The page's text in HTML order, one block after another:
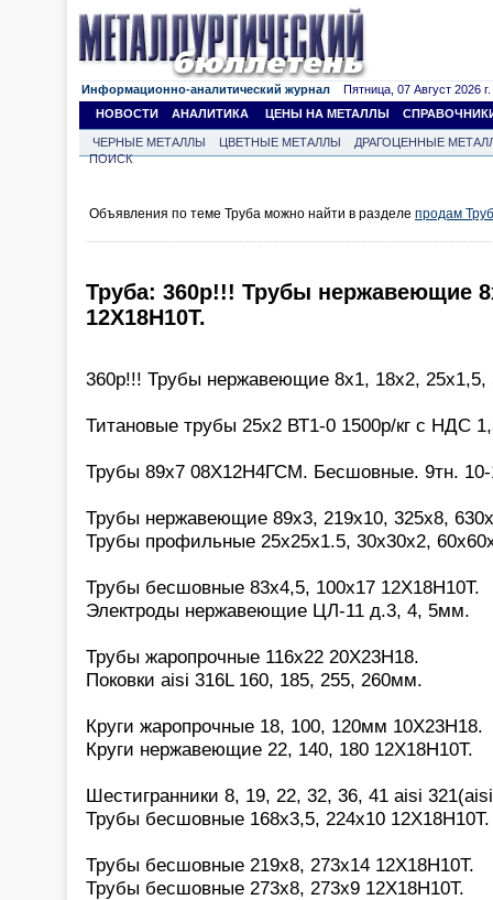
Информационно-аналитический журнал Пятница, 07 Август 2026 г.
НОВОСТИ
АНАЛИТИКА ЦЕНЫ НА МЕТАЛЛЫ
ЧЕРНЫЕ МЕТАЛЛЫ ЦВЕТНЫЕ МЕТАЛЛЫ
ДРАГОЦЕННЫЕ
ПОИСК
Объявления по теме Труба можно найти в разделе продам
Труба: 360р!!! Трубы нержавеющие
12Х18Н10Т.
360р!!! Трубы нержавеющие 8х1, 18х2, 25х1,5,
Титановые трубы 25х2 ВТ1-0 1500р/кг с НДС
Трубы 89х7 08Х12Н4ГСМ. Бесшовные. 9тн. 10-
Трубы нержавеющие 89х3, 219х10, 325х8,
Трубы профильные 25х25х1.5, 30х30х2,
Трубы бесшовные 83х4,5, 100х17 12Х18Н10Т.
Электроды нержавеющие ЦЛ-11 д.3, 4, 5мм.
Трубы жаропрочные 116х22 20Х23Н18.
Поковки aisi 316L 160, 185, 255, 260мм.
Круги жаропрочные 18, 100, 120мм 10Х23Н18.
Круги нержавеющие 22, 140, 180 12Х18Н10Т.
Шестигранники 8, 19, 22, 32, 36, 41 aisi
Трубы бесшовные 168х3,5, 224х10
Трубы бесшовные 219х8, 273х14 12Х18Н10Т.
Трубы бесшовные 273х8, 273х9 12Х18Н10Т.